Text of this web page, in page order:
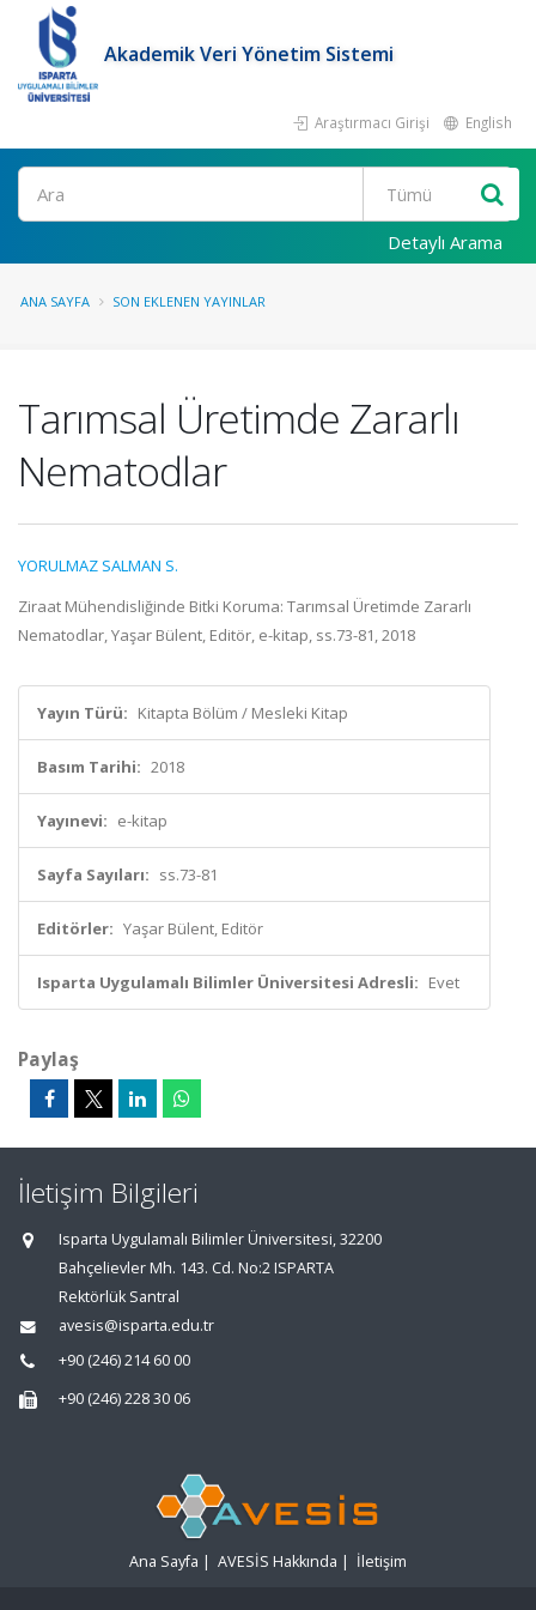
Akademik Veri Yönetim Sistemi
Araştırmacı Girişi English
Ara
Detaylı Arama
ANA SAYFA SON EKLENEN YAYINLAR
Tarımsal Üretimde Zararlı
Nematodlar
YORULMAZ SALMAN S.
Ziraat Mühendisliğinde Bitki Koruma: Tarımsal Üretimde Zararlı
Nematodlar, Yaşar Bülent, Editör, e-kitap, ss.73-81, 2018
Yayın Türü: Kitapta Bölüm / Mesleki Kitap
Basım Tarihi: 2018
Yayınevi: e-kitap
Sayfa Sayıları: ss.73-81
Editörler: Yaşar Bülent, Editör
Isparta Uygulamalı Bilimler Üniversitesi Adresli: Evet
Paylaş
İletişim Bilgileri
Isparta Uygulamalı Bilimler Üniversitesi, 32200
Bahçelievler Mh. 143. Cd. No:2 ISPARTA
Rektörlük Santral
avesis@isparta.edu.tr
+90 (246) 214 60 00
+90 (246) 228 30 06
Ana Sayfa | AVESİS Hakkında | İletişim